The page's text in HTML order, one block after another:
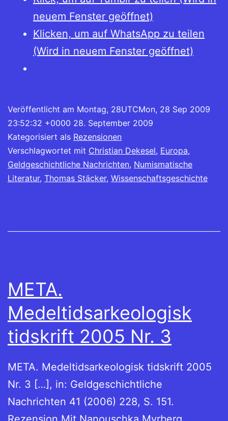
neuem Fenster geöffnet)
Klicken, um auf WhatsApp zu teilen
(Wird in neuem Fenster geöffnet)
Veröffentlicht am Montag, 28UTCMon, 28 Sep 2009
23:52:32 +0000 28. September 2009
Kategorisiert als Rezensionen
Verschlagwortet mit Christian Dekesel, Europa,
Geldgeschichtliche Nachrichten, Numismatische
Literatur, Thomas Stäcker, Wissenschaftsgeschichte
META.
Medeltidsarkeologisk
tidskrift 2005 Nr. 3
META. Medeltidsarkeologisk tidskrift 2005
Nr. 3 […], in: Geldgeschichtliche
Nachrichten 41 (2006) 228, S. 151.